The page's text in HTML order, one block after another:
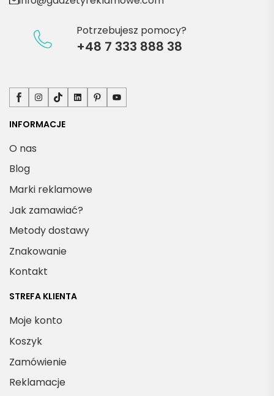
Potrzebujesz pomocy?
+48 7 333 888 38
Facebook
Instagram
TikTokLinkedInPinterestYouTube
INFORMACJE
O nas
Blog
Marki reklamowe
Jak zamawiać?
Metody dostawy
Znakowanie
Kontakt
STREFA KLIENTA
Moje konto
Koszyk
Zamówienie
Reklamacje